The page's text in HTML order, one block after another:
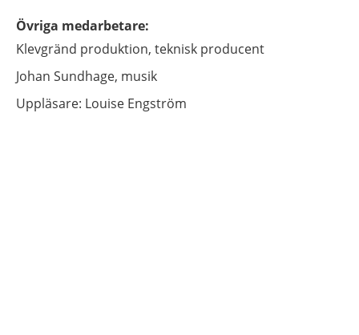
Övriga medarbetare:
Klevgränd produktion, teknisk producent
Johan Sundhage, musik
Uppläsare: Louise Engström